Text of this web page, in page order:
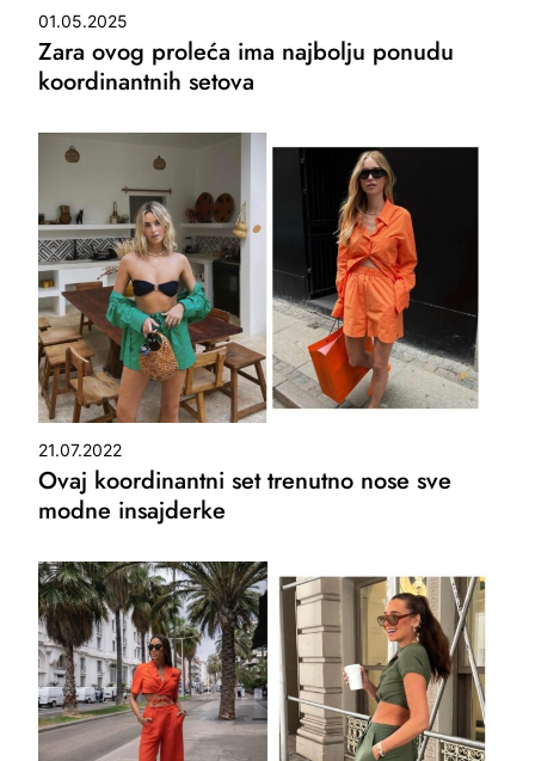
01.05.2025
Zara ovog proleća ima najbolju ponudu
koordinantnih setova
21.07.2022
Ovaj koordinantni set trenutno nose sve
modne insajderke